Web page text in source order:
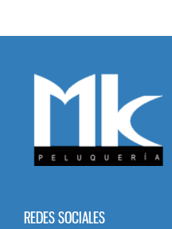
REDES SOCIALES